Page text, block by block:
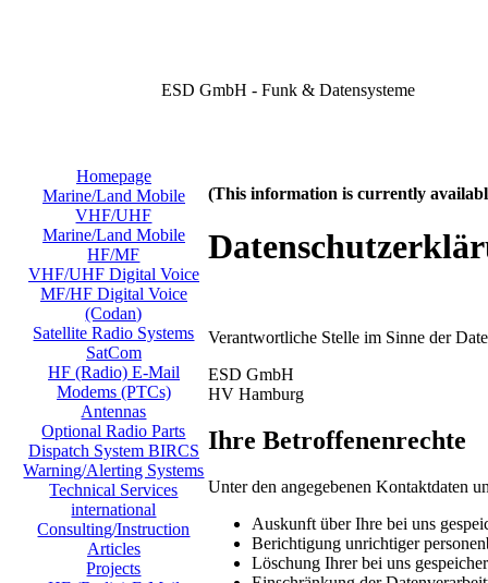
ESD GmbH - Funk & Datensysteme
Homepage
Marine/Land Mobile
VHF/UHF
Marine/Land Mobile
HF/MF
VHF/UHF Digital Voice
MF/HF Digital Voice
(Codan)
Satellite Radio Systems
SatCom
HF (Radio) E-Mail
Modems (PTCs)
Antennas
Optional Radio Parts
Dispatch System BIRCS
Warning/Alerting Systems
Technical Services
international
Consulting/Instruction
Articles
Projects
(This information is currently
Verantwortliche Stelle im Sinne der
ESD GmbH
HV Hamburg
Ihre Betroffenenrechte
Unter den angegebenen Kontaktdaten
Auskunft über Ihre bei uns
Berichtigung unrichtiger
Löschung Ihrer bei uns